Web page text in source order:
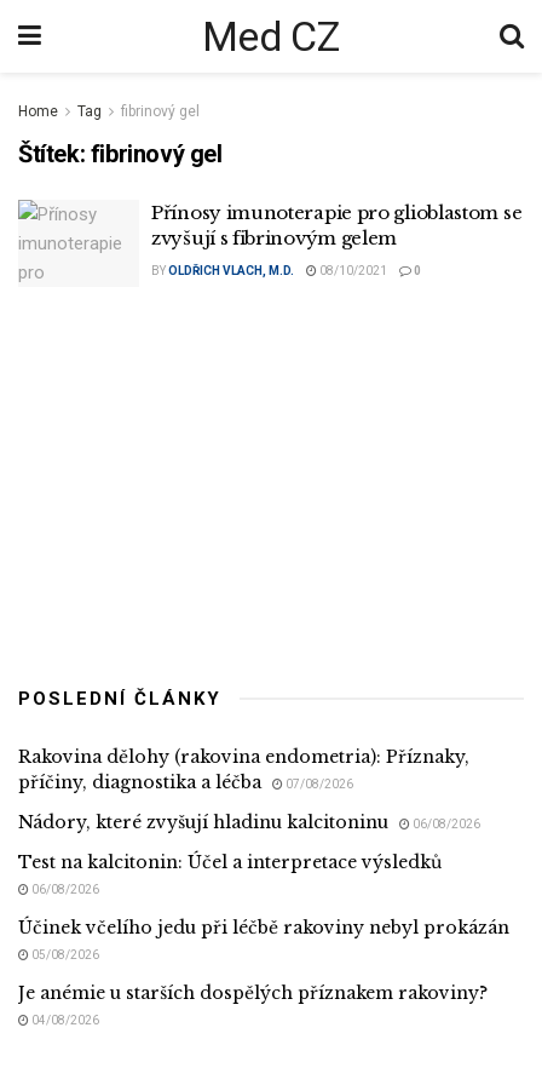
Med CZ
Home Tag fibrinový gel
Štítek: fibrinový gel
Přínosy imunoterapie pro glioblastom se
zvyšují s fibrinovým gelem
BYOLDŘICH VLACH, M.D. 08/10/2021 0
POSLEDNÍ ČLÁNKY
Rakovina dělohy (rakovina endometria): Příznaky,
příčiny, diagnostika a léčba
07/08/2026
Nádory, které zvyšují hladinu kalcitoninu 06/08/2026
Test na kalcitonin: Účel a interpretace výsledků
06/08/2026
Účinek včelího jedu při léčbě rakoviny nebyl prokázán
05/08/2026
Je anémie u starších dospělých příznakem rakoviny?
04/08/2026